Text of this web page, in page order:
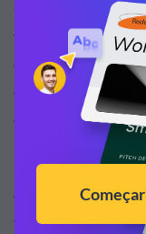
Compartilhe suas
forma eficaz com
desenvolvido para
estratégias de
Esse aqui é outro
comunicação
você pode